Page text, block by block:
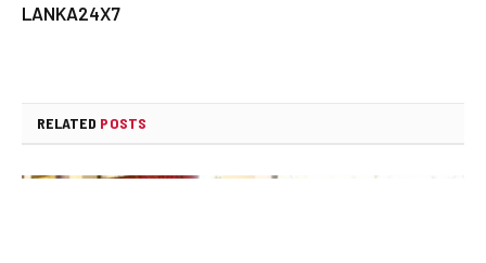
LANKA24X7
RELATED POSTS